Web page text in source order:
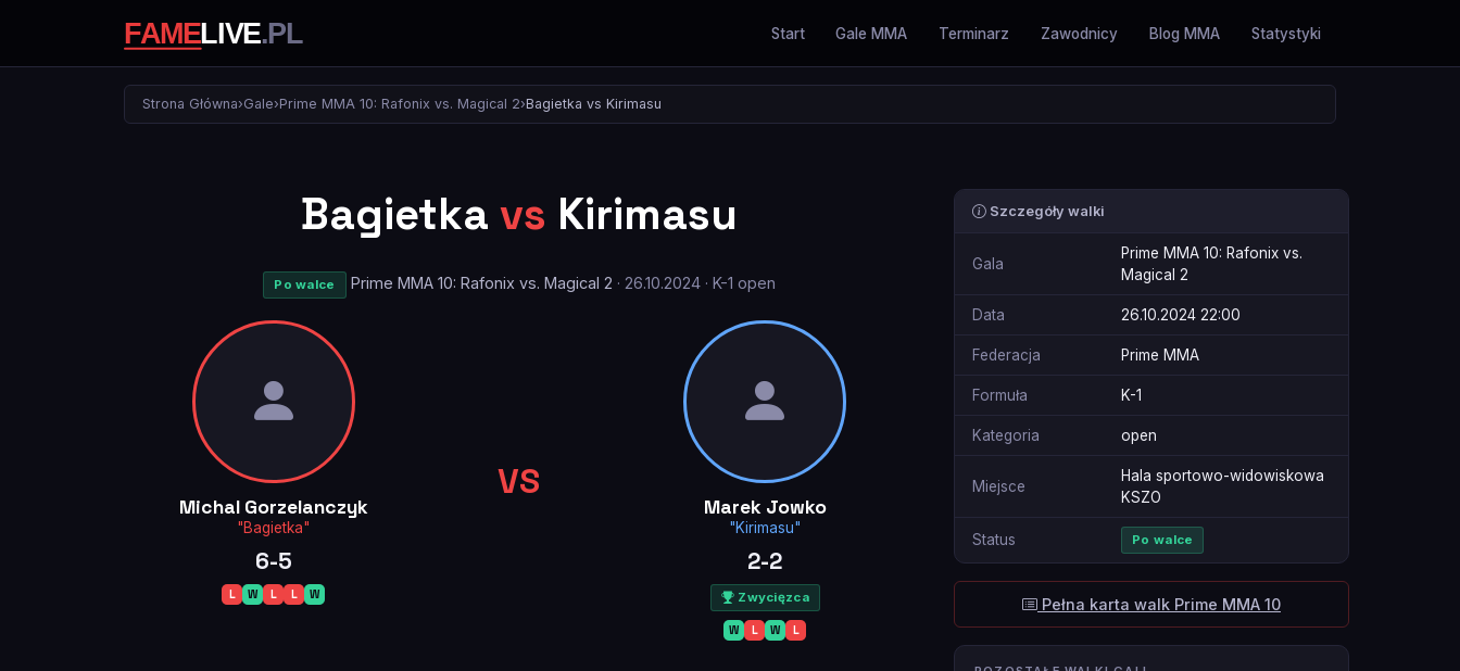
Start Gale MMA Terminarz Zawodnicy Blog MMA Statystyki
Strona Główna›Gale›Prime MMA 10: Rafonix vs. Magical 2›Bagietka vs Kirimasu
Bagietka vs Kirimasu
Po walce Prime MMA 10: Rafonix vs. Magical 2 · 26.10.2024 · K-1 open
Michal Gorzelanczyk
"Bagietka"
6-5
L W L L W
VS
Marek Jowko
"Kirimasu"
2-2
Zwycięzca
W L W L
Szczegóły walki
Gala
Prime MMA 10: Rafonix vs.
Magical 2
Data 26.10.2024 22:00
Federacja Prime MMA
Formuła K-1
Kategoria open
Miejsce
Hala sportowo-widowiskowa
KSZO
Status Po walce
Pełna karta walk Prime MMA 10